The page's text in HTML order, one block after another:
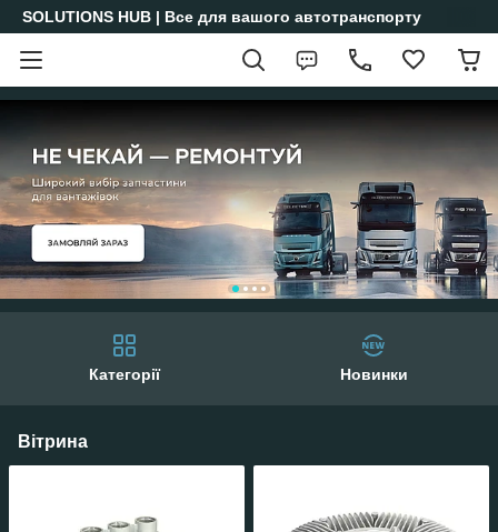
SOLUTIONS HUB | Все для вашого автотранспорту
Категорії Новинки
Вітрина